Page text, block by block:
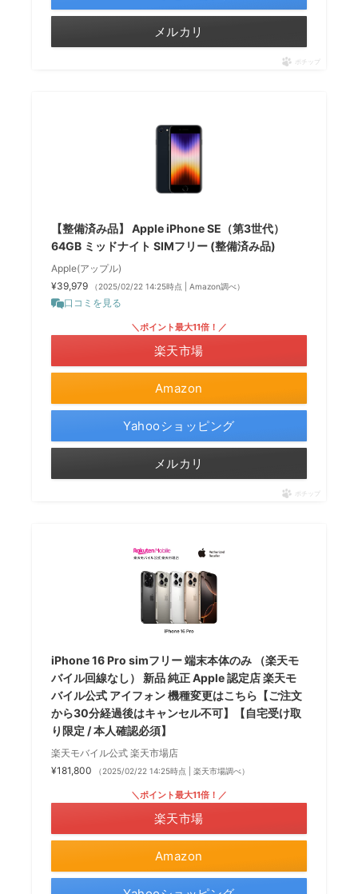
メルカリ
ポチップ
【整備済み品】 Apple iPhone SE（第3世代）
64GB ミッドナイト SIMフリー (整備済み品)
Apple(アップル)
¥39,979
（2025/02/22 14:25時点 | Amazon調べ）
口コミを見る
Amazon
＼ポイント最大11倍！／
楽天市場
Yahooショッピング
メルカリ
ポチップ
iPhone 16 Pro simフリー 端末本体のみ （楽天モ
バイル回線なし） 新品 純正 Apple 認定店 楽天モ
バイル公式 アイフォン 機種変更はこちら【ご注文
から30分経過後はキャンセル不可】【自宅受け取
り限定 / 本人確認必須】
楽天モバイル公式 楽天市場店
¥181,800
（2025/02/22 14:25時点 | 楽天市場調べ）
Amazon
＼ポイント最大11倍！／
楽天市場